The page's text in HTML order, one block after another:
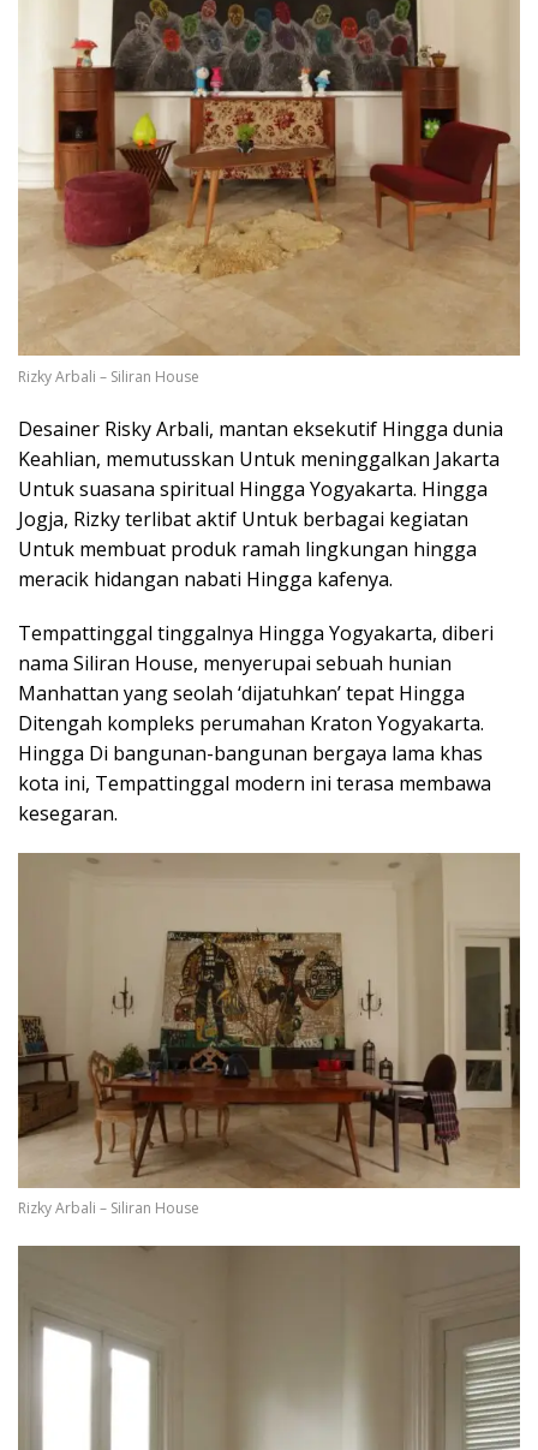
Rizky Arbali – Siliran House
Desainer Risky Arbali, mantan eksekutif Hingga dunia
Keahlian, memutusskan Untuk meninggalkan Jakarta
Untuk suasana spiritual Hingga Yogyakarta. Hingga
Jogja, Rizky terlibat aktif Untuk berbagai kegiatan
Untuk membuat produk ramah lingkungan hingga
meracik hidangan nabati Hingga kafenya.
Tempattinggal tinggalnya Hingga Yogyakarta, diberi
nama Siliran House, menyerupai sebuah hunian
Manhattan yang seolah ‘dijatuhkan’ tepat Hingga
Ditengah kompleks perumahan Kraton Yogyakarta.
Hingga Di bangunan-bangunan bergaya lama khas
kota ini, Tempattinggal modern ini terasa membawa
kesegaran.
Rizky Arbali – Siliran House